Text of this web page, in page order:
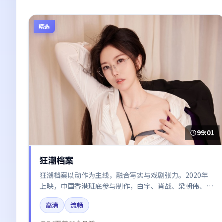
精选
99:01
狂潮档案
狂潮档案以动作为主线，融合写实与戏剧张力。2020年
上映，中国香港班底参与制作，白宇、肖战、梁朝伟、迪
丽热巴、黄渤在片中呈现细腻表演，影像风格统一，配乐
与剪辑强化了情绪曲线。
高清
流畅